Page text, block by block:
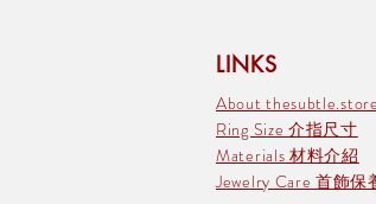
LINKS
About
Ring Size 介指尺寸
Materials 材料介紹
Jewelry Care 首飾保